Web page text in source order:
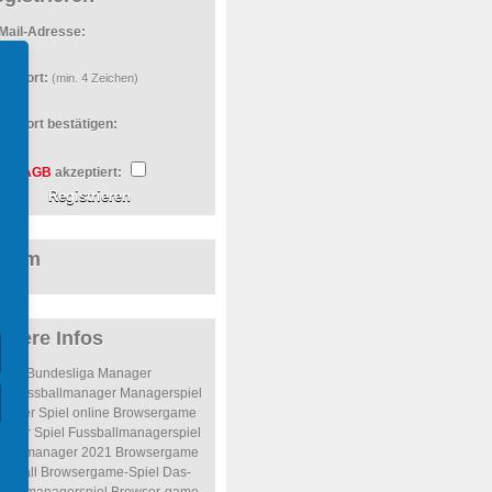
Adresse:
(min. 4 Zeichen)
bestätigen:
AGB akzeptiert:
Infos
Bundesliga Manager
Managerspiel
Spiel online Browsergame
Spiel
Fussballmanagerspiel
2021 Browsergame
Browsergame-Spiel
Das-